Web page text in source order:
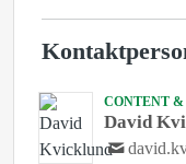
CONTENT
David